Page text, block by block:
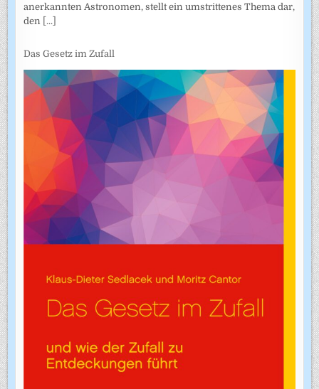
anerkannten Astronomen, stellt ein umstrittenes Thema dar,
den [...]
Das Gesetz im Zufall